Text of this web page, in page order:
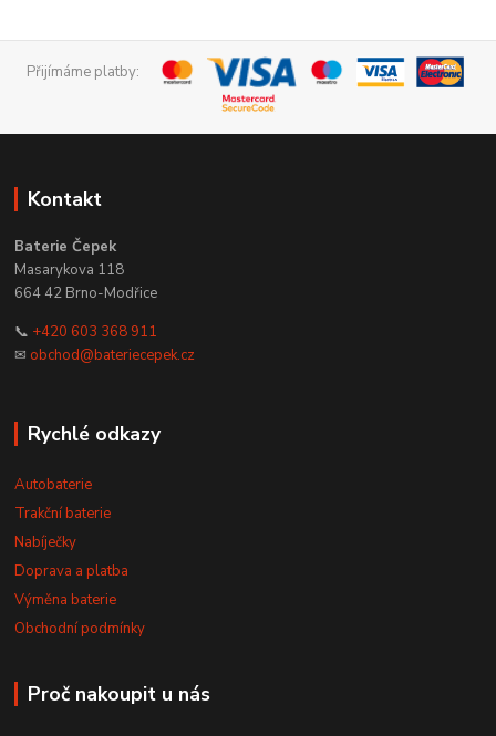
Přijímáme platby:
Kontakt
Baterie Čepek
Masarykova 118
664 42 Brno-Modřice
📞 +420 603 368 911
✉ obchod@bateriecepek.cz
Rychlé odkazy
Autobaterie
Trakční baterie
Nabíječky
Doprava a platba
Výměna baterie
Obchodní podmínky
Proč nakoupit u nás